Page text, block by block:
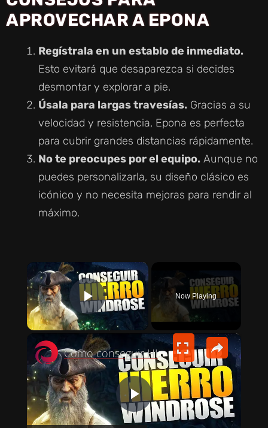
APROVECHAR A EPONA
Regístrala en un establo de inmediato.
Esto evitará que desaparezca si decides
desmontar y explorar a pie.
Úsala para largas travesías. Gracias a su
velocidad y resistencia, Epona es perfecta
para cubrir grandes distancias rápidamente.
No te preocupes por el equipo. Aunque no
puedes personalizarla, su diseño clásico es
icónico y no necesita mejoras para rendir al
máximo.
×
PLAY VIDEO
Now Playing
×
P
Cómo conseguir HIERRO en Windrose FÁCIL (Mejor sitio y truco)